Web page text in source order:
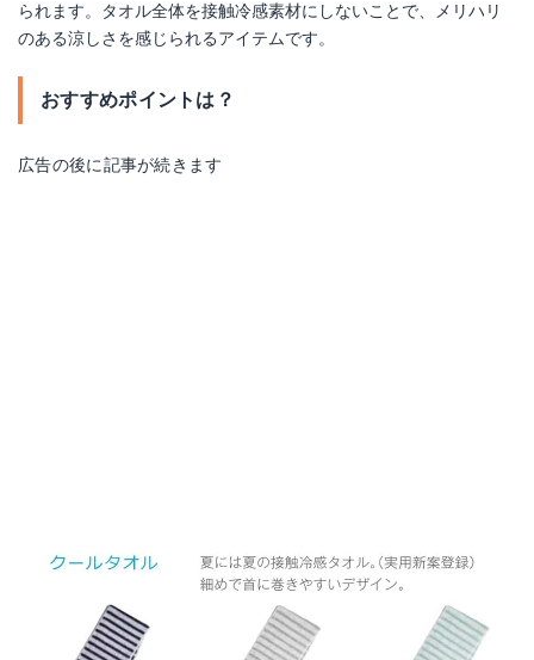
られます。タオル全体を接触冷感素材にしないことで、メリハリ
のある涼しさを感じられるアイテムです。
おすすめポイントは？
広告の後に記事が続きます